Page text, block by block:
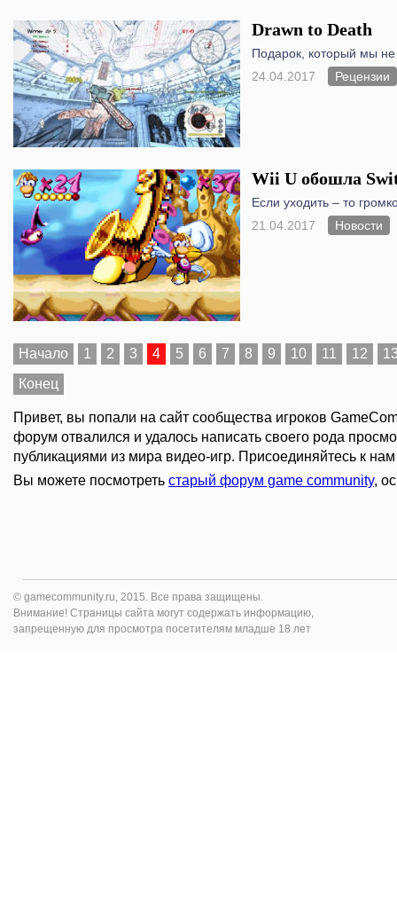
Drawn to Death
Подарок, который мы
24.04.2017
Рецензии
Wii U обошла
Если уходить – то
21.04.2017
Новости
Начало 1 2 3 4 5 6 7 8 9 10 11 12
Конец
Привет, вы попали на сайт сообщества игроков
форум отвалился и удалось написать своего рода
публикациями из мира видео-игр. Присоединяйтесь к нам
Вы можете посмотреть старый форум game community,
© gamecommunity.ru, 2015. Все права защищены.
Внимание! Страницы сайта могут содержать информацию,
запрещенную для просмотра посетителям младше 18 лет